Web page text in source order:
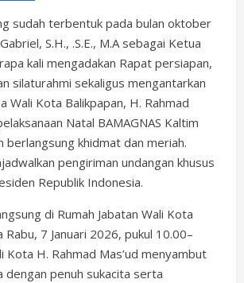
sudah terbentuk pada bulan oktober
S.H., .S.E., M.A sebagai Ketua
kali mengadakan Rapat persiapan,
silaturahmi sekaligus mengantarkan
Wali Kota Balikpapan, H. Rahmad
Natal BAMAGNAS Kaltim
berlangsung khidmat dan meriah.
pengiriman undangan khusus
Republik Indonesia.
di Rumah Jabatan Wali Kota
Rabu, 7 Januari 2026, pukul 10.00–
Kota H. Rahmad Mas’ud menyambut
dengan penuh sukacita serta